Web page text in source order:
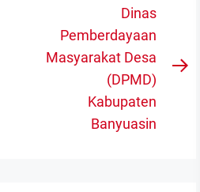
Dinas
Pemberdayaan
Masyarakat Desa
(DPMD)
Kabupaten
Banyuasin